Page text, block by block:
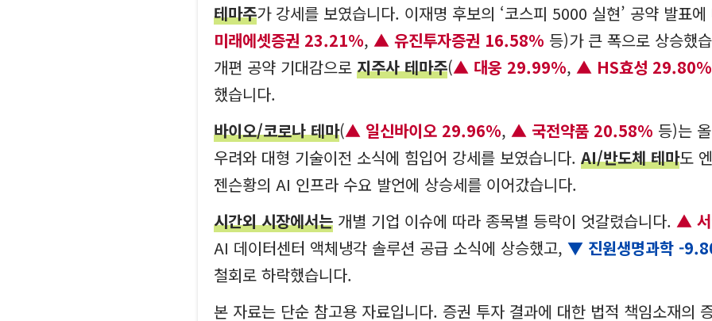
테마주가 강세를 보였습니다. 이재명 후보의 ‘코스피 5000 실현’ 공약 발표
미래에셋증권 23.21%, 유진투자증권 16.58% 등)가 큰 폭으로 상승했
개편 공약 기대감으로지주사 테마주( 대웅 29.99%, HS효성 29.80%
했습니다.
바이오/코로나 테마( 일신바이오 29.96%, 국전약품 20.58% 등)는
우려와 대형 기술이전 소식에 힘입어 강세를 보였습니다.AI/반도체 테마도
젠슨황의 AI 인프라 수요 발언에 상승세를 이어갔습니다.
시간외 시장에서는 개별 기업 이슈에 따라 종목별 등락이 엇갈렸습니다.
AI 데이터센터 액체냉각 솔루션 공급 소식에 상승했고,
진원생명과학 -
철회로 하락했습니다.
본 자료는 단순 참고용 자료입니다. 증권 투자 결과에 대한 법적 책임소재의